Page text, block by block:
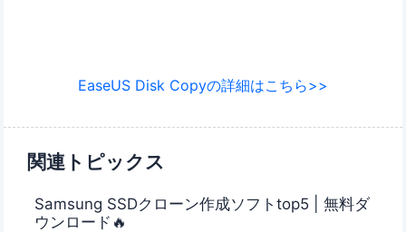
EaseUS Disk Copyの詳細はこちら>>
関連トピックス
Samsung SSDクローン作成ソフトtop5 | 無料ダ
ウンロード🔥